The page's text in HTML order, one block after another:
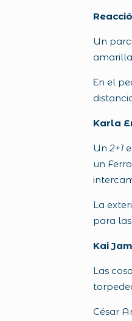
Un
En el
Karla
Un2+1
un
La
para
Kai
Las
César